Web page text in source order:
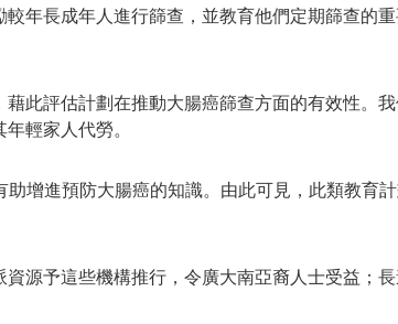
年長成年人進行篩查，並教育他們定期篩查的
此評估計劃在推動大腸癌篩查方面的有效性。
輕家人代勞。
增進預防大腸癌的知識。由此可見，此類教育
源予這些機構推行，令廣大南亞裔人士受益；